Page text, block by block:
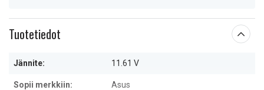
Tuotetiedot
Jännite: 11.61 V
Sopii merkkiin: Asus